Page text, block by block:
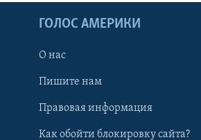
ГОЛОС АМЕРИКИ
О нас
Пишите нам
Правовая информация
Как обойти блокировку сайта?